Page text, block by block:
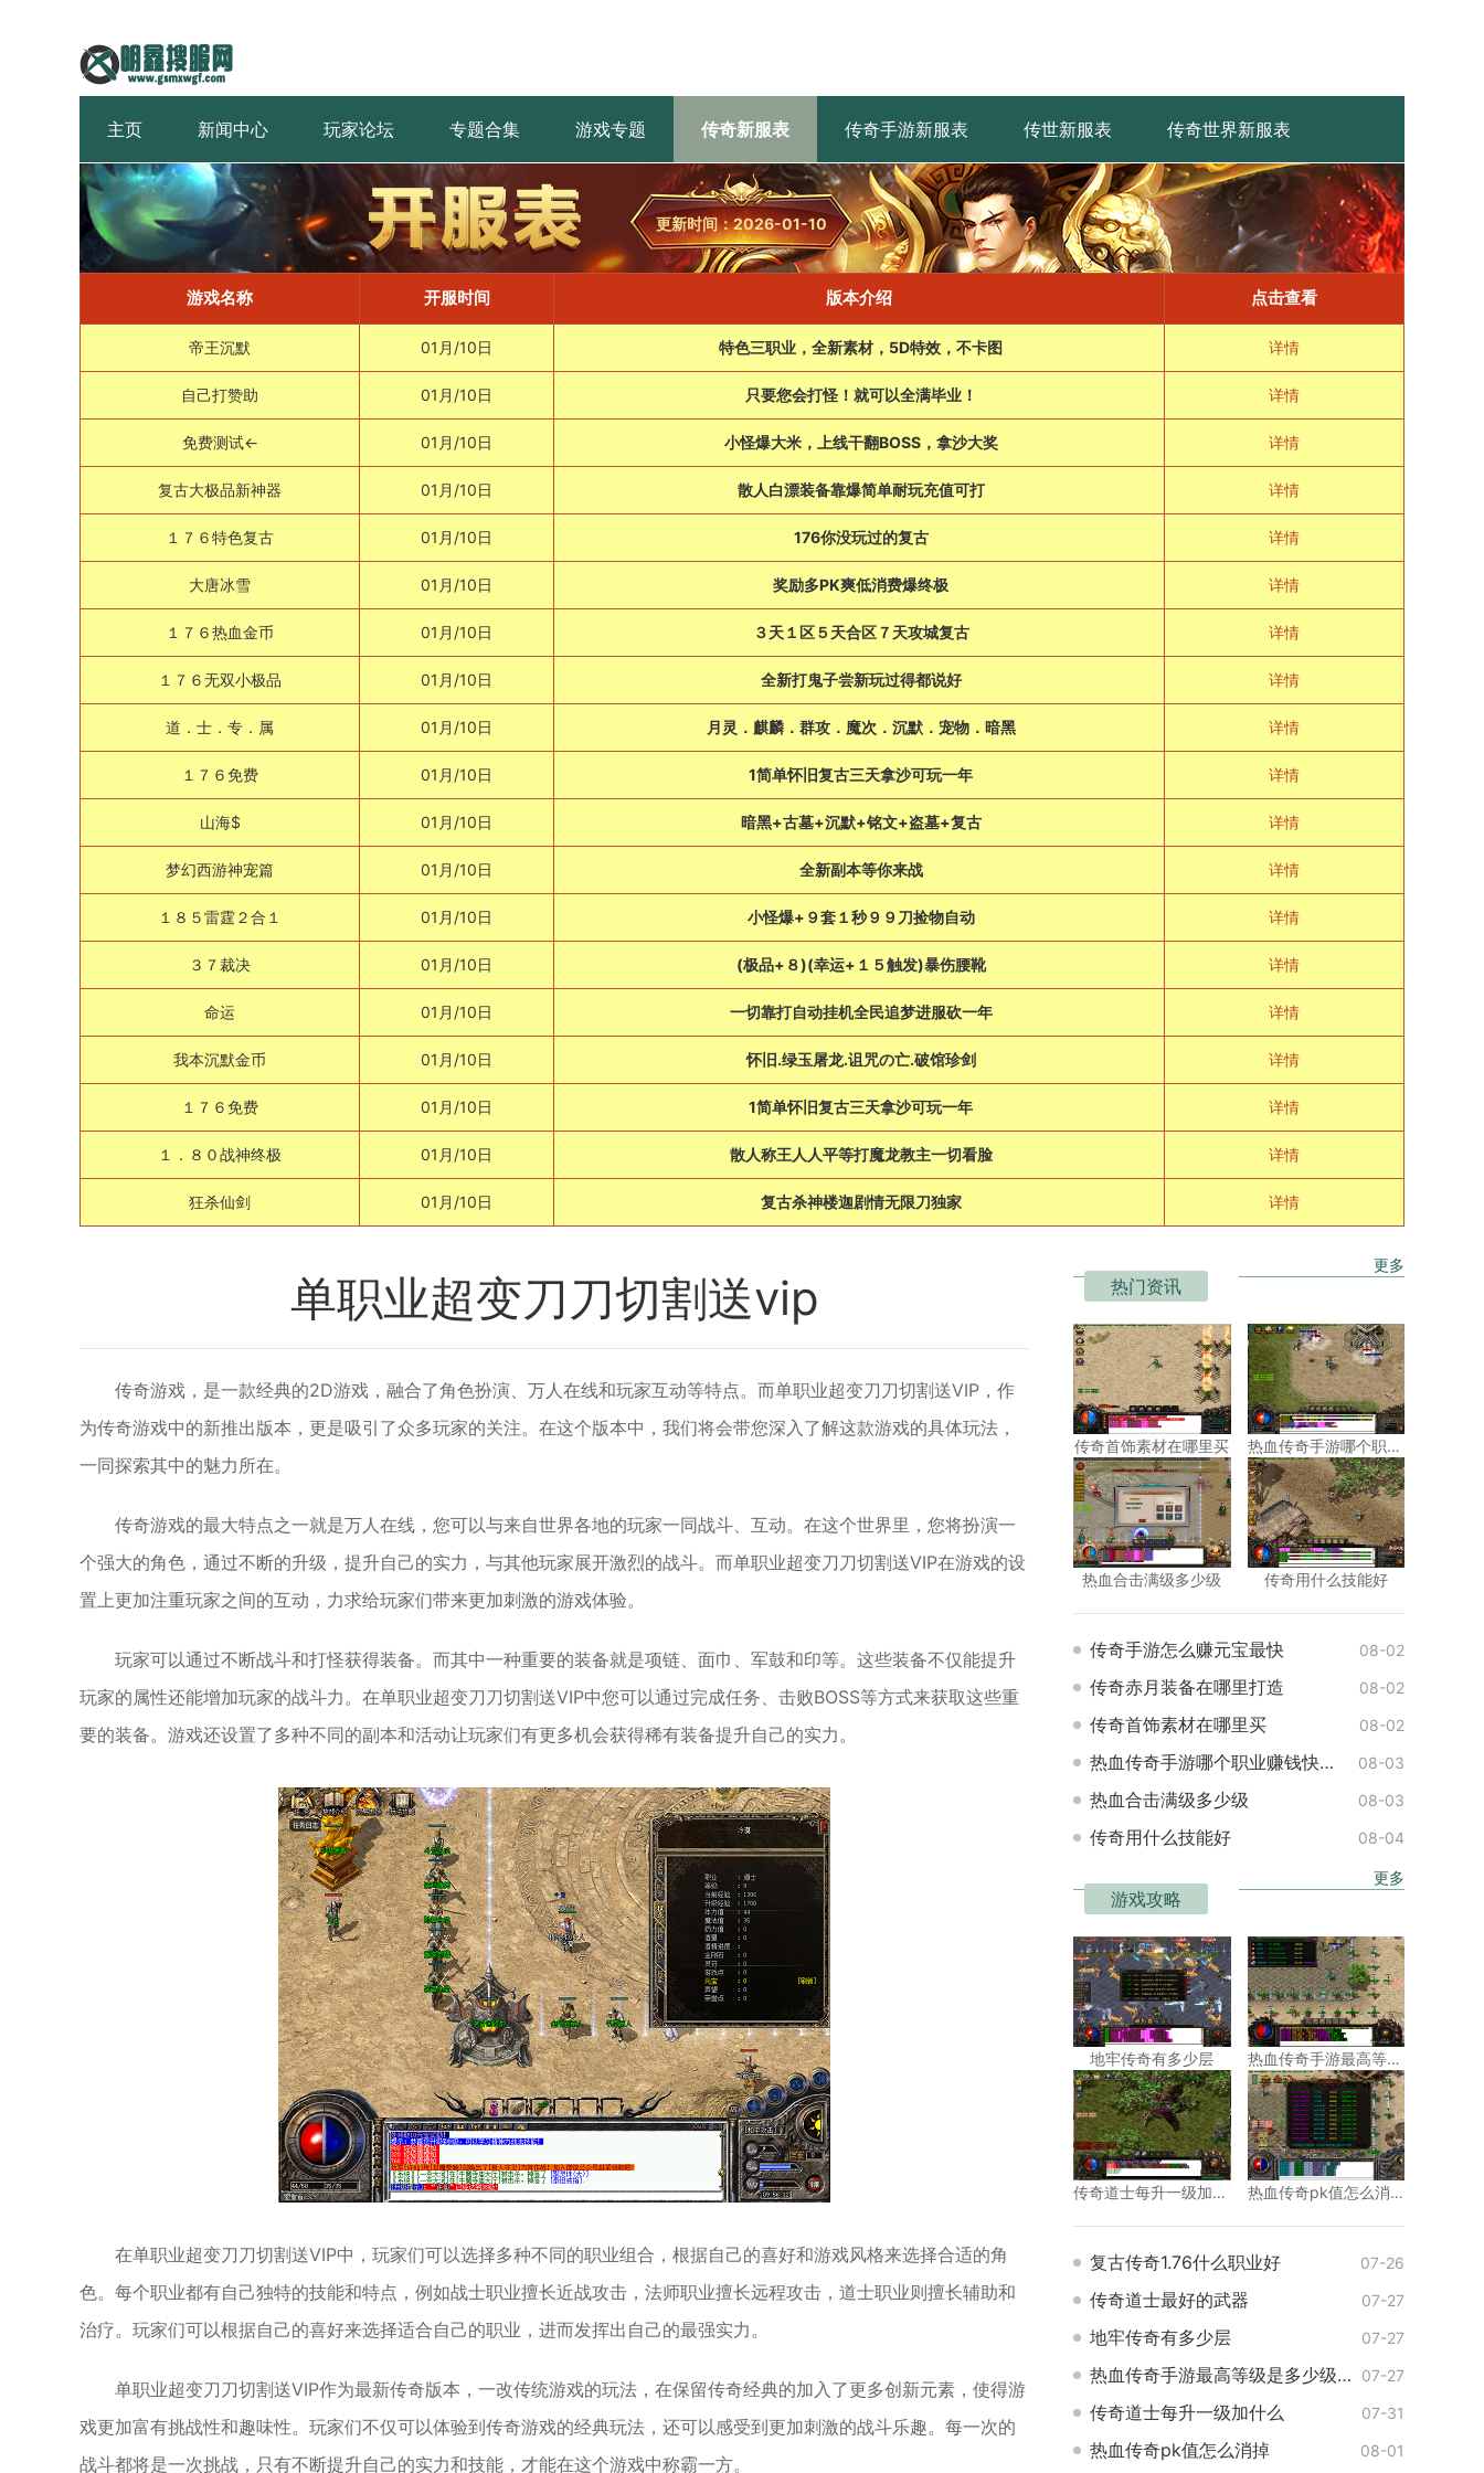
主页 新闻中心 玩家论坛 专题合集 游戏专题 传奇新服表 传奇手游新服表 传世新服表 传奇世界新服表
更新时间：2026-01-10
游戏名称 开服时间 版本介绍 点击查看
帝王沉默 01月/10日 特色三职业，全新素材，5D特效，不卡图 详情
自己打赞助 01月/10日 只要您会打怪！就可以全满毕业！ 详情
免费测试← 01月/10日 小怪爆大米，上线干翻BOSS，拿沙大奖 详情
复古大极品新神器 01月/10日 散人白漂装备靠爆简单耐玩充值可打 详情
１７６特色复古 01月/10日 176你没玩过的复古 详情
大唐冰雪 01月/10日 奖励多PK爽低消费爆终极 详情
１７６热血金币 01月/10日 ３天１区５天合区７天攻城复古 详情
１７６无双小极品 01月/10日 全新打鬼子尝新玩过得都说好 详情
道．士．专．属 01月/10日 月灵．麒麟．群攻．魔次．沉默．宠物．暗黑 详情
１７６免费 01月/10日 1简单怀旧复古三天拿沙可玩一年 详情
山海$ 01月/10日 暗黑+古墓+沉默+铭文+盗墓+复古 详情
梦幻西游神宠篇 01月/10日 全新副本等你来战 详情
１８５雷霆２合１ 01月/10日 小怪爆+９套１秒９９刀捡物自动 详情
３７裁决 01月/10日 (极品+８)(幸运+１５触发)暴伤腰靴 详情
命运 01月/10日 一切靠打自动挂机全民追梦进服砍一年 详情
我本沉默金币 01月/10日 怀旧.绿玉屠龙.诅咒の亡.破馆珍剑 详情
１７６免费 01月/10日 1简单怀旧复古三天拿沙可玩一年 详情
１．８０战神终极 01月/10日 散人称王人人平等打魔龙教主一切看脸 详情
狂杀仙剑 01月/10日 复古杀神楼迦剧情无限刀独家 详情
单职业超变刀刀切割送vip
传奇游戏，是一款经典的2D游戏，融合了角色扮演、万人在线和玩家互动等特点。而单职业超变刀刀切割送VIP，作
为传奇游戏中的新推出版本，更是吸引了众多玩家的关注。在这个版本中，我们将会带您深入了解这款游戏的具体玩法，
一同探索其中的魅力所在。
传奇游戏的最大特点之一就是万人在线，您可以与来自世界各地的玩家一同战斗、互动。在这个世界里，您将扮演一
个强大的角色，通过不断的升级，提升自己的实力，与其他玩家展开激烈的战斗。而单职业超变刀刀切割送VIP在游戏的设
置上更加注重玩家之间的互动，力求给玩家们带来更加刺激的游戏体验。
玩家可以通过不断战斗和打怪获得装备。而其中一种重要的装备就是项链、面巾、军鼓和印等。这些装备不仅能提升
玩家的属性还能增加玩家的战斗力。在单职业超变刀刀切割送VIP中您可以通过完成任务、击败BOSS等方式来获取这些重
要的装备。游戏还设置了多种不同的副本和活动让玩家们有更多机会获得稀有装备提升自己的实力。
在单职业超变刀刀切割送VIP中，玩家们可以选择多种不同的职业组合，根据自己的喜好和游戏风格来选择合适的角
色。每个职业都有自己独特的技能和特点，例如战士职业擅长近战攻击，法师职业擅长远程攻击，道士职业则擅长辅助和
治疗。玩家们可以根据自己的喜好来选择适合自己的职业，进而发挥出自己的最强实力。
单职业超变刀刀切割送VIP作为最新传奇版本，一改传统游戏的玩法，在保留传奇经典的加入了更多创新元素，使得游
戏更加富有挑战性和趣味性。玩家们不仅可以体验到传奇游戏的经典玩法，还可以感受到更加刺激的战斗乐趣。每一次的
战斗都将是一次挑战，只有不断提升自己的实力和技能，才能在这个游戏中称霸一方。
热门资讯
更多
传奇首饰素材在哪里买 热血传奇手游哪个职业赚钱快一点
热血合击满级多少级 传奇用什么技能好
传奇手游怎么赚元宝最快 08-02
传奇赤月装备在哪里打造 08-02
传奇首饰素材在哪里买 08-02
热血传奇手游哪个职业赚钱快一点 08-03
热血合击满级多少级 08-03
传奇用什么技能好 08-04
游戏攻略
更多
地牢传奇有多少层 热血传奇手游最高等级是多少级的
传奇道士每升一级加什么 热血传奇pk值怎么消掉
复古传奇1.76什么职业好 07-26
传奇道士最好的武器 07-27
地牢传奇有多少层 07-27
热血传奇手游最高等级是多少级的 07-27
传奇道士每升一级加什么 07-31
热血传奇pk值怎么消掉 08-01